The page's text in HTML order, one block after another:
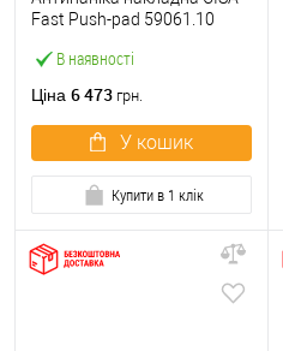
В наявності
Fast Push-pad 59061.10
Ціна 6 473 грн.
У кошик
Купити в 1 клік